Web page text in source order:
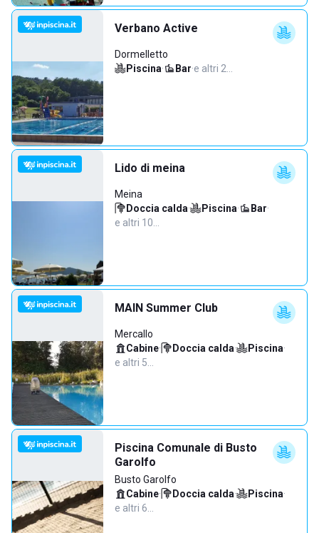
Verbano Active
Dormelletto
Piscina· Bar·e altri 2…
Lido di meina
Meina
Doccia calda· Piscina· Bar·
e altri 10…
MAIN Summer Club
Mercallo
Cabine· Doccia calda· Piscina·
e altri 5…
Piscina Comunale di Busto
Garolfo
Busto Garolfo
Cabine· Doccia calda· Piscina·
e altri 6…